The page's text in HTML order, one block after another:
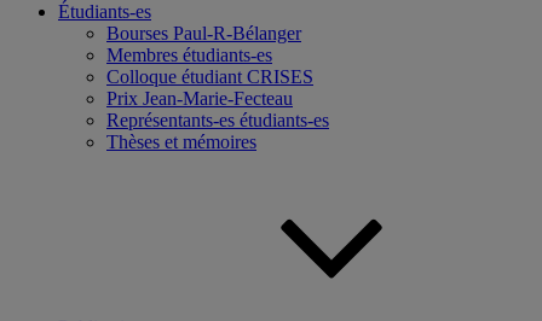
Étudiants-es
Bourses Paul-R-Bélanger
Membres étudiants-es
Colloque étudiant CRISES
Prix Jean-Marie-Fecteau
Représentants-es étudiants-es
Thèses et mémoires